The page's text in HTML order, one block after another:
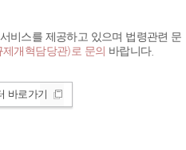
비스를 제공하고 있으며 법령관련 문
개혁담당관)로 문의 바랍니다.
바로가기